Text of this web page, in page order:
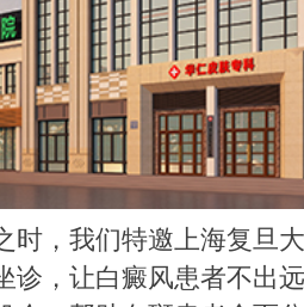
，我们特邀上海复旦
诊，让白癜风患者不出